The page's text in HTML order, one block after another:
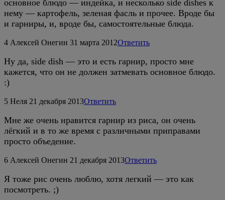
основное блюдо — индейка, и несколько side dishes к
нему — картофель, зеленая фасль и прочее. Вроде бы
и гарниры, и, вроде бы, самостоятельные блюда.
4 Алексей Онегин 31 марта 2012Ответить
Ну да, side dish — это и есть гарнир, просто мне
кажется, что он не должен затмевать основное блюдо.
:)
5 Неля 21 декабря 2013Ответить
Мне же очень нравится гарнир из риса, он очень
лёгкий и в то же время с различными приправами
просто объедение.
6 Алексей Онегин 21 декабря 2013Ответить
Я тоже рис очень люблю, хотя легкий — это как
посмотреть. ;)